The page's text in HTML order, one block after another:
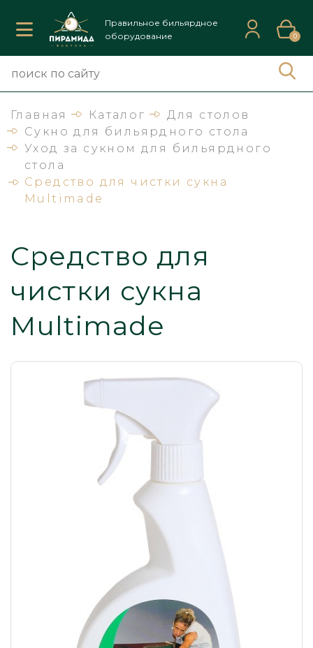
Правильное бильярдное
оборудование
0
Главная Каталог
Для столов
Сукно для бильярдного стола
Уход за сукном для бильярдного
стола
Средство для чистки сукна
Multimade
Средство для
чистки сукна
Multimade